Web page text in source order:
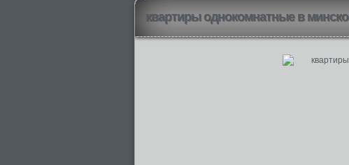
квартиры однокомнатные в